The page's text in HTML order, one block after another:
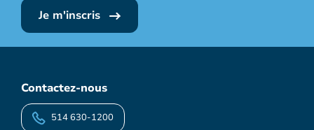
Je m'inscris
Contactez-nous
514 630-1200